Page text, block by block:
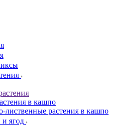
в кашпо
лиственные растения в кашпо
и ягод